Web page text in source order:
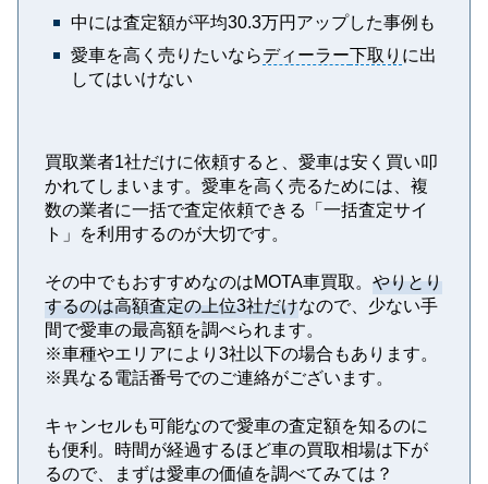
中には査定額が平均30.3万円アップした事例も
愛車を高く売りたいならディーラー下取り に出
してはいけない
買取業者1社だけに依頼すると、愛車は安く買い叩
かれてしまいます。愛車を高く売るためには、複
数の業者に一括で査定依頼できる「一括査定サイ
ト」を利用するのが大切です。
その中でもおすすめなのはMOTA車買取。 やりとり
するのは高額査定の上位3社だけなので、少ない手
間で愛車の最高額を調べられます。
※⾞種やエリアにより3社以下の場合もあります。
※異なる電話番号でのご連絡がございます。
キャンセルも可能なので愛車の査定額を知るのに
も便利。時間が経過するほど車の買取相場は下が
るので、まずは愛車の価値を調べてみては？